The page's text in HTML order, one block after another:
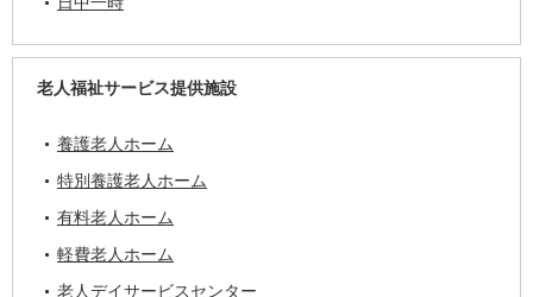
老人福祉サービス提供施設
養護老人ホーム
特別養護老人ホーム
有料老人ホーム
軽費老人ホーム
老人デイサービスセンター